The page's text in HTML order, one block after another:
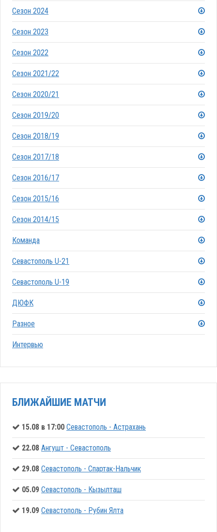
Сезон 2024
Сезон 2023
Сезон 2022
Сезон 2021/22
Сезон 2020/21
Сезон 2019/20
Сезон 2018/19
Сезон 2017/18
Сезон 2016/17
Сезон 2015/16
Сезон 2014/15
Команда
Севастополь U-21
Севастополь U-19
ДЮФК
Разное
Интервью
БЛИЖАЙШИЕ МАТЧИ
15.08 в 17:00 Севастополь - Астрахань
22.08 Ангушт - Севастополь
29.08 Севастополь - Спартак-Нальчик
05.09 Севастополь - Кызылташ
19.09 Севастополь - Рубин Ялта